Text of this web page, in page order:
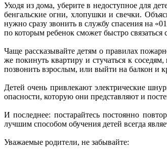
Уходя из дома, уберите в недоступное для
бенгальские огни, хлопушки и свечки.
нужно сразу звонить в службу спасения на
по которым ребенок сможет быстро
Чаще рассказывайте детям о правилах
же покинуть квартиру и стучаться к
позвонить взрослым, или выйти на балкон и
Детей очень привлекают электрические
опасности, которую они представляют и
И последнее: постарайтесь постоянно
лучшим способом обучения детей всегда
Уважаемые родители, не забывайте: